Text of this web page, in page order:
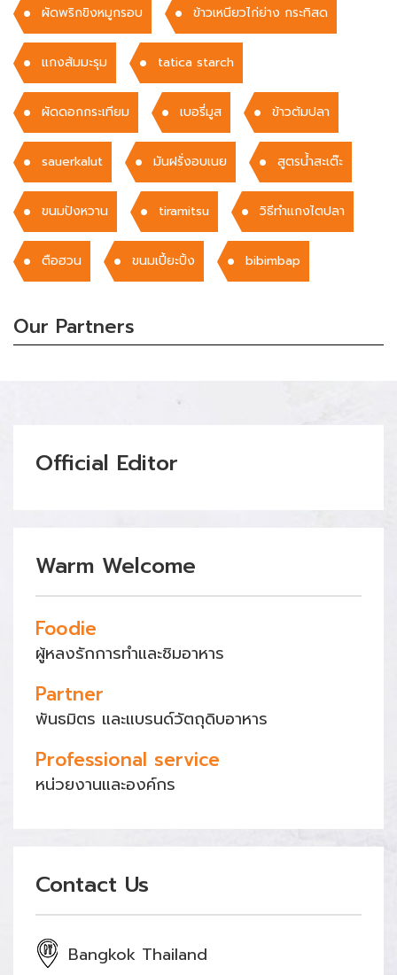
ผัดพริกขิงหมูกรอบ ข้าวเหนียวไก่ย่าง กระทิสด
แกงส้มมะรุม tatica starch
ผัดดอกกระเทียม เบอรี่มูส ข้าวต้มปลา
sauerkalut มันฝรั่งอบเนย สูตรน้ำสะเต๊ะ
ขนมปังหวาน tiramitsu วิธีทำแกงไตปลา
ตือฮวน ขนมเปี้ยะปิ้ง bibimbap
Our Partners
Official Editor
Warm Welcome
Foodie
ผู้หลงรักการทำและชิมอาหาร
Partner
พันธมิตร และแบรนด์วัตถุดิบอาหาร
Professional service
หน่วยงานและองค์กร
Contact Us
Bangkok Thailand